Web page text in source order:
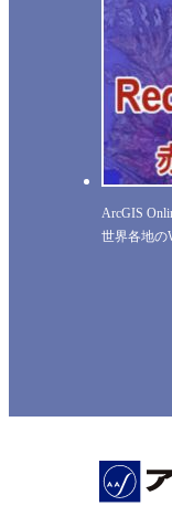
ArcGIS
世界各地の